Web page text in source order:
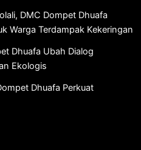
DMC Dompet Dhuafa
Warga Terdampak Kekeringan
Dhuafa Ubah Dialog
Ekologis
Dhuafa Perkuat